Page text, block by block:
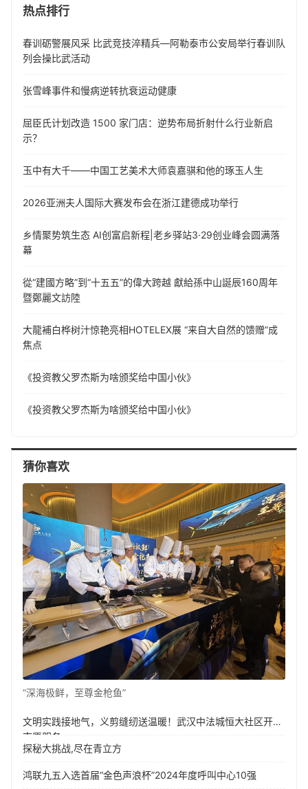
热点排行
春训砺警展风采 比武竞技淬精兵—阿勒泰市公安局举行春训队
列会操比武活动
张雪峰事件和慢病逆转抗衰运动健康
屈臣氏计划改造 1500 家门店：逆势布局折射什么行业新启
示？
玉中有大千——中国工艺美术大师袁嘉骐和他的琢玉人生
​2026亚洲夫人国际大赛发布会在浙江建德成功举行
乡情聚势筑生态 AI创富启新程|老乡驿站3·29创业峰会圆满落
幕
從“建國方略”到“十五五”的偉大跨越 獻給孫中山誕辰160周年
暨鄭麗文訪陸
大龍補白桦树汁惊艳亮相HOTELEX展 “来自大自然的馈赠”成
焦点
《投资教父罗杰斯为啥颁奖给中国小伙》
《投资教父罗杰斯为啥颁奖给中国小伙》
猜你喜欢
“深海极鲜，至尊金枪鱼”
文明实践接地气，义剪缝纫送温暖！武汉中法城恒大社区开展
志愿服务
探秘大挑战,尽在青立方
鸿联九五入选首届“金色声浪杯”2024年度呼叫中心10强